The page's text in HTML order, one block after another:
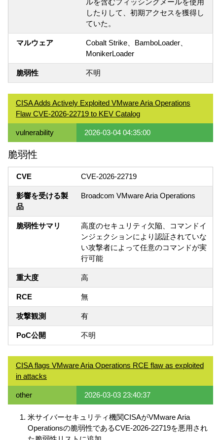
ルを含むフィッシングメールを使用
したりして、初期アクセスを獲得し
ていた。
マルウェア
Cobalt Strike、BamboLoader、
MonikerLoader
脆弱性 不明
CISA Adds Actively Exploited VMware Aria Operations
Flaw CVE-2026-22719 to KEV Catalog
vulnerability 2026-03-04 04:35:00
脆弱性
CVE CVE-2026-22719
影響を受ける製
品
Broadcom VMware Aria Operations
脆弱性サマリ
高度のセキュリティ欠陥、コマンドイ
ンジェクションにより認証されていな
い攻撃者によって任意のコマンドが実
行可能
重大度 高
RCE 無
攻撃観測 有
PoC公開 不明
CISA flags VMware Aria Operations RCE flaw as exploited
in attacks
other 2026-03-03 23:40:37
米サイバーセキュリティ機関CISAがVMware Aria
Operationsの脆弱性であるCVE-2026-22719を悪用され